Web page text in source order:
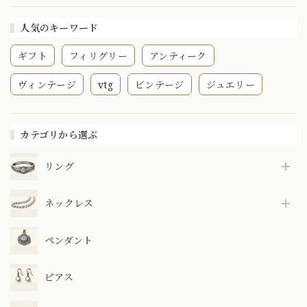
人気のキーワード
ギフト フィリグリー アンティーク
ヴィンテージ vtg ビンテージ ジュエリー
カテゴリから選ぶ
リング
ネックレス
ペンダント
ピアス